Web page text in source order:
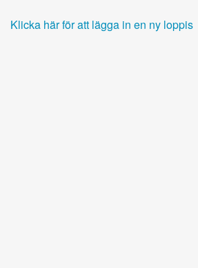
Klicka här för att lägga in en ny loppis